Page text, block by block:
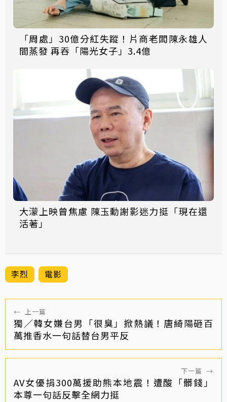
「周處」30億分紅失蹤！片商老闆陳永雄人
間蒸發 再吞「陽光女子」3.4億
大濛上映曾焦慮 陳玉勳謝影迷力挺「現在還
活著」
李烈 電影
← 上一篇
獨／韓女嫌台男「很臭」掀熱議！唐綺陽砸百
萬推香水一句話替台男平反
下一篇 →
AV女優捐300萬援助熊本地震！遭酸「髒錢」
本尊一句話反擊全網力挺